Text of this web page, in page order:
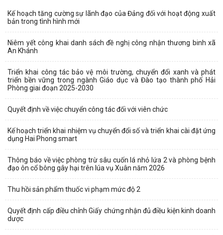
Kế hoạch tăng cường sự lãnh đạo của Đảng đối với hoạt động xuất
bản trong tình hình mới
Niêm yết công khai danh sách đề nghị công nhận thương binh xã
An Khánh
Triển khai công tác bảo vệ môi trường, chuyển đổi xanh và phát
triển bền vững trong ngành Giáo dục và Đào tạo thành phố Hải
Phòng giai đoạn 2025-2030
Quyết định về việc chuyển công tác đối với viên chức
Kế hoạch triển khai nhiệm vụ chuyển đổi số và triển khai cài đặt ứng
dụng Hai Phong smart
Thông báo về việc phòng trừ sâu cuốn lá nhỏ lứa 2 và phòng bệnh
đạo ôn cổ bông gây hại trên lúa vụ Xuân năm 2026
Thu hồi sản phẩm thuốc vi phạm mức độ 2
Quyết định cấp điều chỉnh Giấy chứng nhận đủ điều kiện kinh doanh
dược